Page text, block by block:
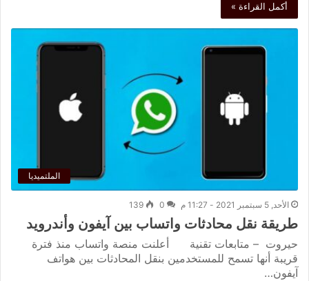
أكمل القراءة »
الملتميديا
الأحد, 5 سبتمبر 2021 - 11:27 م 0
139
طريقة نقل محادثات واتساب بين آيفون وأندرويد
حيروت – متابعات تقنية أعلنت منصة واتساب منذ فترة
قريبة أنها تسمح للمستخدمين بنقل المحادثات بين هواتف
آيفون…